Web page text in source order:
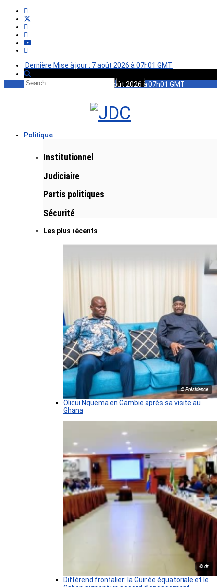
Dernière Mise à jour : 7 août 2026 à 07h01 GMT
Dernière Mise à jour : 7 août 2026 à 07h01 GMT
Politique
Institutionnel
Judiciaire
Partis politiques
Sécurité
Les plus récents
© Présidence
Oligui Nguema en Gambie après sa visite au
Ghana
© dr
Différend frontalier: la Guinée équatoriale et le